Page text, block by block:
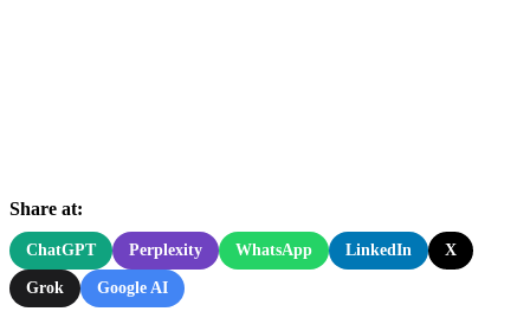
Share at:
ChatGPT Perplexity WhatsApp LinkedIn X
Grok Google AI